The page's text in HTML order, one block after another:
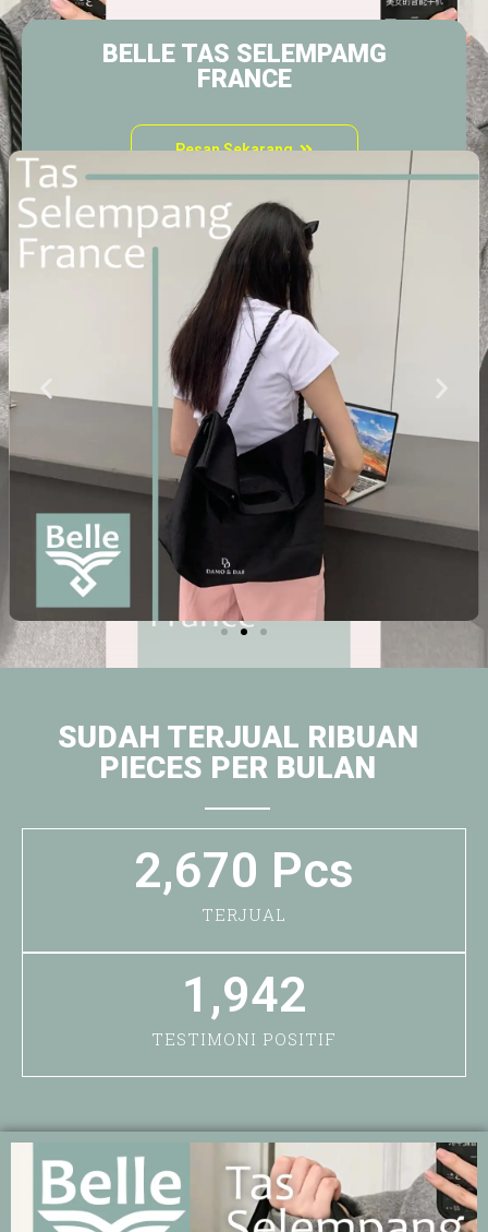
BELLE TAS SELEMPAMG
FRANCE
Pesan Sekarang
SUDAH TERJUAL RIBUAN
PIECES PER BULAN
2,670 Pcs
TERJUAL
1,942
TESTIMONI POSITIF